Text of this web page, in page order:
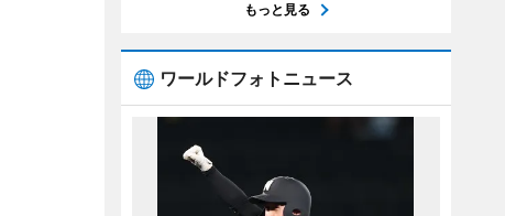
もっと見る
ワールドフォトニュース